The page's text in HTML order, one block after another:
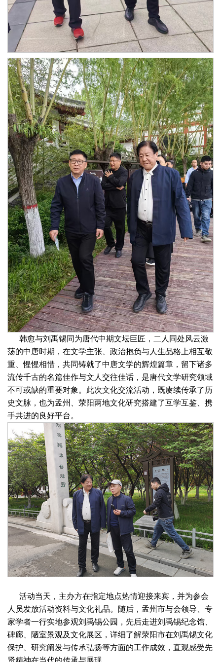
韩愈与刘禹锡同为唐代中期文坛巨匠，二人同处风云激
荡的中唐时期，在文学主张、政治抱负与人生品格上相互敬
重、惺惺相惜，共同铸就了中唐文学的辉煌篇章，留下诸多
流传千古的名篇佳作与文人交往佳话，是唐代文学研究领域
不可或缺的重要对象。此次文化交流活动，既赓续传承了历
史文脉，也为孟州、荥阳两地文化研究搭建了互学互鉴、携
手共进的良好平台。
活动当天，主办方在指定地点热情迎接来宾，并为参会
人员发放活动资料与文化礼品。随后，孟州市与会领导、专
家学者一行实地参观刘禹锡公园，先后走进刘禹锡纪念馆、
碑廊、陋室景观及文化展区，详细了解荥阳市在刘禹锡文化
保护、研究阐发与传承弘扬等方面的工作成效，直观感受先
贤精神在当代的传承与展现。